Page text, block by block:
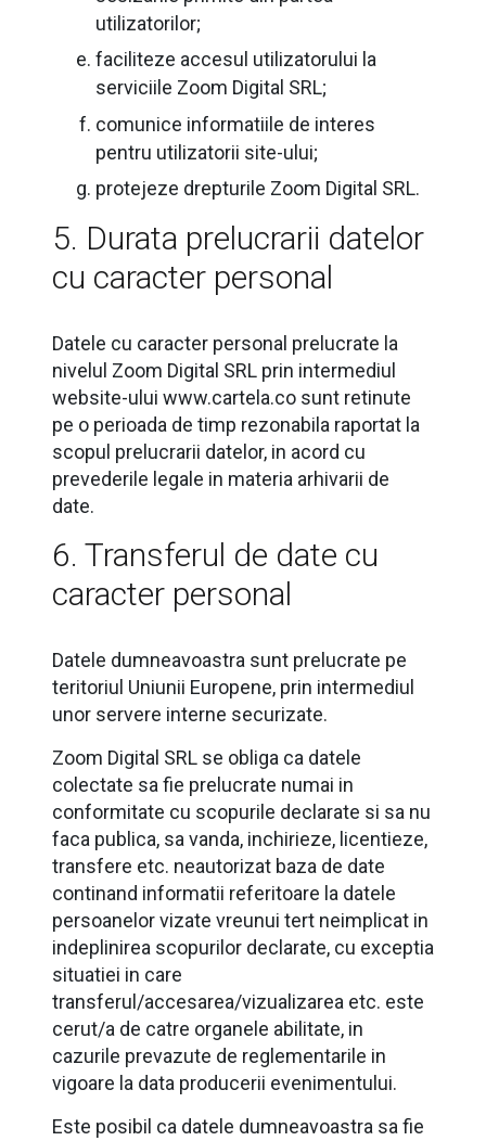
utilizatorilor;
faciliteze accesul utilizatorului la
serviciile Zoom Digital SRL;
comunice informatiile de interes
pentru utilizatorii site-ului;
protejeze drepturile Zoom Digital SRL.
5. Durata prelucrarii datelor
cu caracter personal
Datele cu caracter personal prelucrate la
nivelul Zoom Digital SRL prin intermediul
website-ului www.cartela.co sunt retinute
pe o perioada de timp rezonabila raportat la
scopul prelucrarii datelor, in acord cu
prevederile legale in materia arhivarii de
date.
6. Transferul de date cu
caracter personal
Datele dumneavoastra sunt prelucrate pe
teritoriul Uniunii Europene, prin intermediul
unor servere interne securizate.
Zoom Digital SRL se obliga ca datele
colectate sa fie prelucrate numai in
conformitate cu scopurile declarate si sa nu
faca publica, sa vanda, inchirieze, licentieze,
transfere etc. neautorizat baza de date
continand informatii referitoare la datele
persoanelor vizate vreunui tert neimplicat in
indeplinirea scopurilor declarate, cu exceptia
situatiei in care
transferul/accesarea/vizualizarea etc. este
cerut/a de catre organele abilitate, in
cazurile prevazute de reglementarile in
vigoare la data producerii evenimentului.
Este posibil ca datele dumneavoastra sa fie